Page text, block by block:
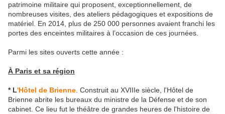
patrimoine militaire qui proposent, exceptionnellement, de
nombreuses visites, des ateliers pédagogiques et expositions de
matériel. En 2014, plus de 250 000 personnes avaient franchi les
portes des enceintes militaires à l’occasion de ces journées.
Parmi les sites ouverts cette année :
À Paris et sa région
* L'Hôtel de Brienne . Construit au XVIIIe siècle, l'Hôtel de
Brienne abrite les bureaux du ministre de la Défense et de son
cabinet. Ce lieu fut le théâtre de grandes heures de l'histoire de